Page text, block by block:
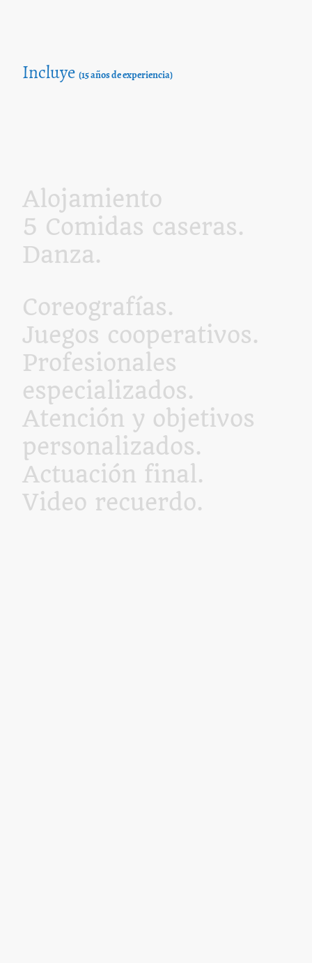
Incluye (15 años de experiencia)
Alojamiento
5 Comidas caseras.
Danza.
Coreografías.
Juegos cooperativos.
Profesionales
especializados.
Atención y objetivos
personalizados.
Actuación final.
Video recuerdo.